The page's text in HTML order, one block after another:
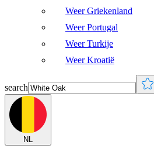
Weer Griekenland
Weer Portugal
Weer Turkije
Weer Kroatië
search
NL